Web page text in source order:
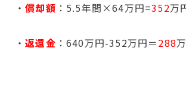
・償却額 ：5.5年間×64万円=352万
・返還金 ：640万円-352万円＝288